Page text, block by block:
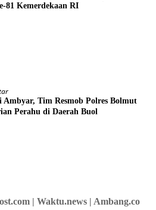
81 Kemerdekaan RI
Tim Resmob Polres Bolmut
Perahu di Daerah Buol
| Waktu.news | Ambang.co